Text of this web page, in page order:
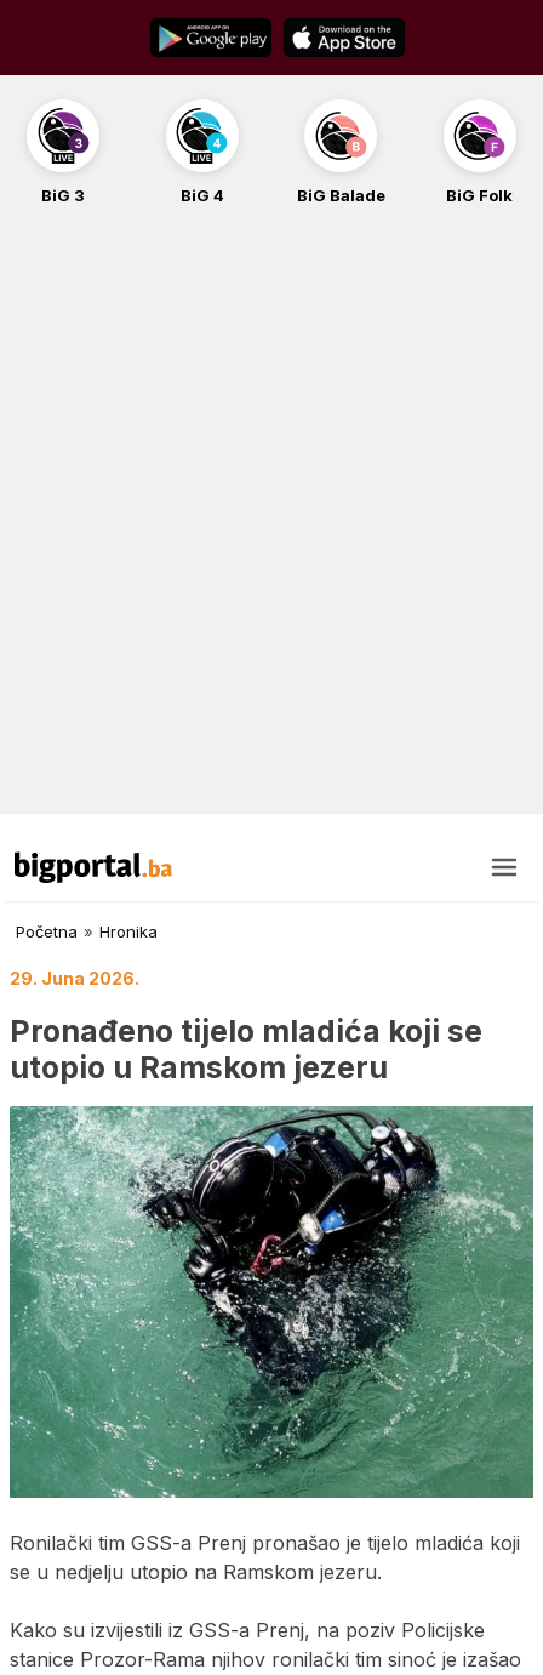
content
BiG 3 BiG 4 BiG Balade BiG Folk
Početna » Hronika
29. Juna 2026.
Pronađeno tijelo mladića koji se
utopio u Ramskom jezeru
Ronilački tim GSS-a Prenj pronašao je tijelo mladića koji
se u nedjelju utopio na Ramskom jezeru.
Kako su izvijestili iz GSS-a Prenj, na poziv Policijske
stanice Prozor-Rama njihov ronilački tim sinoć je izašao